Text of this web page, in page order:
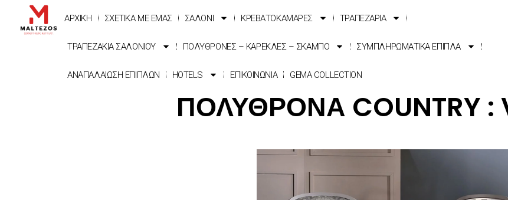
ΑΡΧΙΚΗ ΣΧΕΤΙΚΑ ΜΕ ΕΜΑΣ ΣΑΛΟΝΙ ΚΡΕΒΑΤΟΚΑΜΑΡΕΣ ΤΡΑΠΕΖΑΡΙΑ
ΤΡΑΠΕΖΑΚΙΑ ΣΑΛΟΝΙΟΥ ΠΟΛΥΘΡΟΝΕΣ – ΚΑΡΕΚΛΕΣ – ΣΚΑΜΠΟ ΣΥΜΠΛΗΡΩΜΑΤΙΚΑ ΕΠΙΠΛΑ
ΑΝΑΠΑΛΑΙΩΣΗ ΕΠΙΠΛΩΝ HOTELS ΕΠΙΚΟΙΝΩΝΙΑ GEMA COLLECTION
ΠΟΛΥΘΡΟΝΑ COUNTRY :